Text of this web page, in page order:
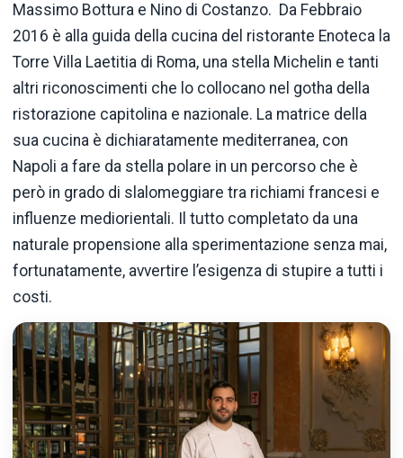
Massimo Bottura e Nino di Costanzo. Da Febbraio
2016 è alla guida della cucina del ristorante Enoteca la
Torre Villa Laetitia di Roma, una stella Michelin e tanti
altri riconoscimenti che lo collocano nel gotha della
ristorazione capitolina e nazionale. La matrice della
sua cucina è dichiaratamente mediterranea, con
Napoli a fare da stella polare in un percorso che è
però in grado di slalomeggiare tra richiami francesi e
influenze mediorientali. Il tutto completato da una
naturale propensione alla sperimentazione senza mai,
fortunatamente, avvertire l’esigenza di stupire a tutti i
costi.